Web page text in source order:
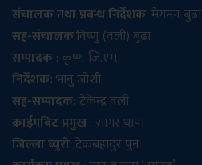
संचालक तथा प्रबन्ध निर्देशक: मेगमन बुढा
सह-संचालक:विष्णु (वली) बुढा
सम्पादक: कृष्ण जि.एम
निर्देशक:भानु जोशी
सह-सम्पादक:टेकेन्द्र वली
क्राईमबिट प्रमुख: सागर थापा
जिल्ला ब्युरो: टेकबहादुर पुन